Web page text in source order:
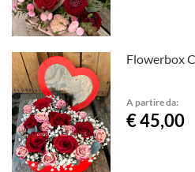
Flowerbox
A partire da:
€ 45,00